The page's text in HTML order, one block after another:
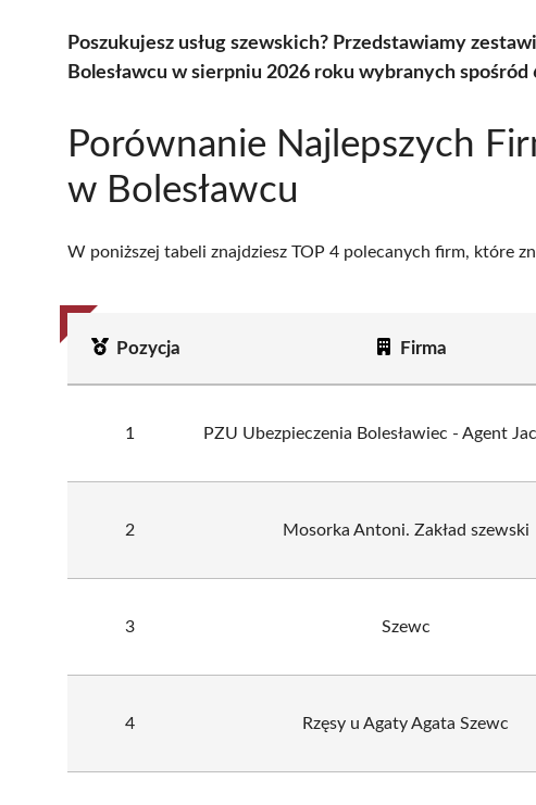
Poszukujesz usług szewskich? Przedstawiamy
Bolesławcu w sierpniu 2026 roku wybranych spośród
Porównanie Najlepszych
w Bolesławcu
W poniższej tabeli znajdziesz TOP 4 polecanych firm, które
Pozycja Firma
1 PZU Ubezpieczenia Bolesławiec - Agent
2 Mosorka Antoni. Zakład szewski
3 Szewc
4 Rzęsy u Agaty Agata Szewc